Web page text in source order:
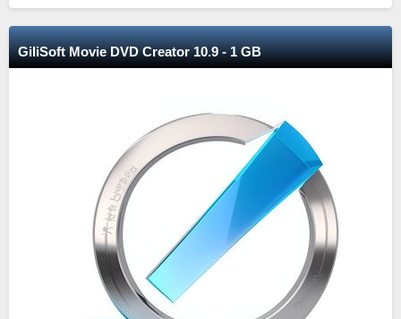
GiliSoft Movie DVD Creator 10.9 - 1 GB